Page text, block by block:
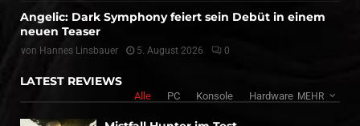
Angelic: Dark Symphony feiert sein Debüt in einem
neuen Teaser
von Hannes Linsbauer 5. August 2026 0
LATEST REVIEWS
Alle PC Konsole Hardware MEHR